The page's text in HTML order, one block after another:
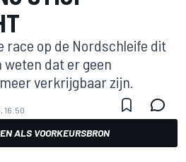
race op de Nordschleife dit
dat er geen
verkrijgbaar zijn.
16:50
ALS VOORKEURSBRON